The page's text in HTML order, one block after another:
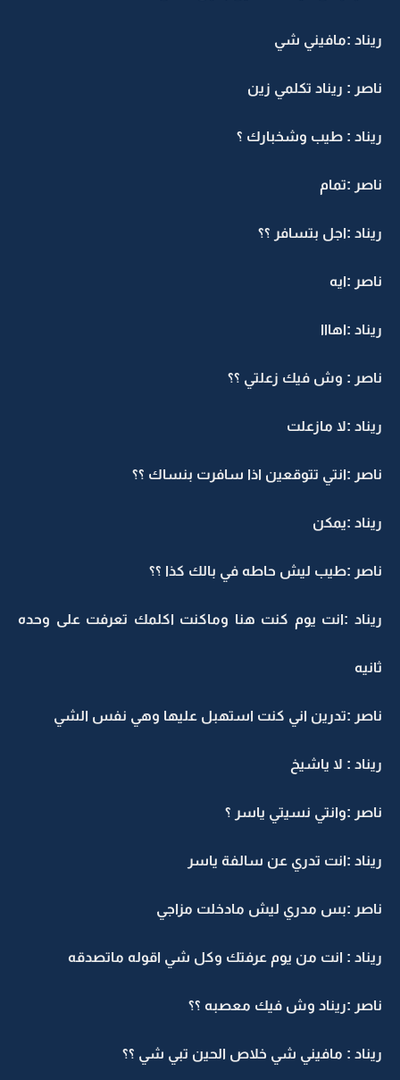
ريناد :مافيني شي
ناصر : ريناد تكلمي زين
ريناد : طيب وشخبارك ؟
ناصر :تمام
ريناد :اجل بتسافر ؟؟
ناصر :ايه
ريناد :اهااا
ناصر : وش فيك زعلتي ؟؟
ريناد :لا مازعلت
ناصر :انتي تتوقعين اذا سافرت بنساك ؟؟
ريناد :يمكن
ناصر :طيب ليش حاطه في بالك كذا ؟؟
ريناد :انت يوم كنت هنا وماكنت اكلمك تعرفت على وحده
ثانيه
ناصر :تدرين اني كنت استهبل عليها وهي نفس الشي
ريناد : لا ياشيخ
ناصر :وانتي نسيتي ياسر ؟
ريناد :انت تدري عن سالفة ياسر
ناصر :بس مدري ليش مادخلت مزاجي
ريناد : انت من يوم عرفتك وكل شي اقوله ماتصدقه
ناصر :ريناد وش فيك معصبه ؟؟
ريناد : مافيني شي خلاص الحين تبي شي ؟؟